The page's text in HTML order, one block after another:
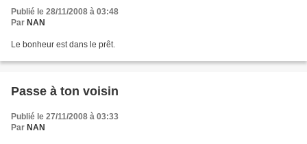
Publié le 28/11/2008 à 03:48
Par NAN
Le bonheur est dans le prêt.
Passe à ton voisin
Publié le 27/11/2008 à 03:33
Par NAN